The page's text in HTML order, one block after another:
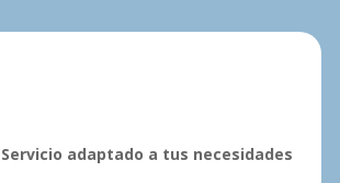
Servicio adaptado a tus necesidades